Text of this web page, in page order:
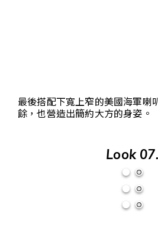
最後搭配下寬上窄的美國海軍喇
餘，也營造出簡約大方的身姿。
Look 07.